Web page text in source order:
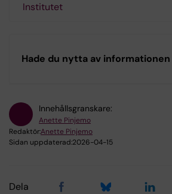
Institutet
Hade du nytta av informationen
Innehållsgranskare:
Anette Pinjemo
Redaktör:Anette Pinjemo
Sidan uppdaterad:2026-04-15
Dela